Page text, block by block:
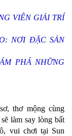
VIÊN GIẢI TRÍ
NƠI ĐẶC SẢN
PHÁ NHỮNG
thơ mộng cùng
làm say lòng bất
vui chơi tại Sun